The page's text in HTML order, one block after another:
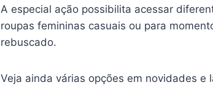
A especial ação possibilita acessar
roupas femininas casuais ou para
rebuscado.
Veja ainda várias opções em novidades